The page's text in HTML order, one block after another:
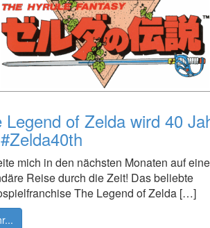
Legend of Zelda wird 40
mich in den nächsten Monaten auf eine
Reise durch die Zeit! Das beliebte
The Legend of Zelda […]